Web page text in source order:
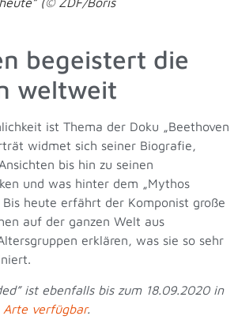
begeistert die
weltweit
ist Thema der Doku „Beethoven
widmet sich seiner Biografie,
bis hin zu seinen
und was hinter dem „Mythos
Bis heute erfährt der Komponist große
auf der ganzen Welt aus
erklären, was sie so sehr
ist ebenfalls bis zum 18.09.2020 in
verfügbar.